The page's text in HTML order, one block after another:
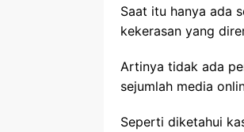
Saat itu hanya ada
kekerasan yang
Artinya tidak ada
sejumlah media
Seperti diketahui